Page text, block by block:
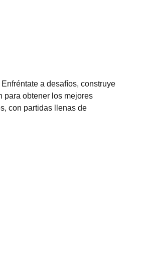
a desafíos, construye
para obtener los mejores
con partidas llenas de